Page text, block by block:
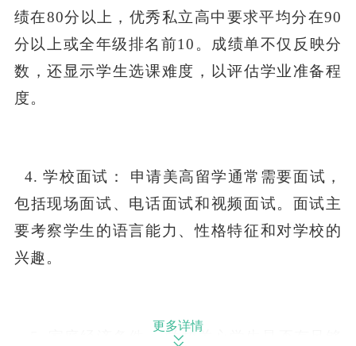
绩在80分以上，优秀私立高中要求平均分在90
分以上或全年级排名前10。成绩单不仅反映分
数，还显示学生选课难度，以评估学业准备程
度。
4. 学校面试： 申请美高留学通常需要面试，
包括现场面试、电话面试和视频面试。面试主
要考察学生的语言能力、性格特征和对学校的
兴趣。
5. 家庭经济条件： 学校关心学生是否有足够
更多详情